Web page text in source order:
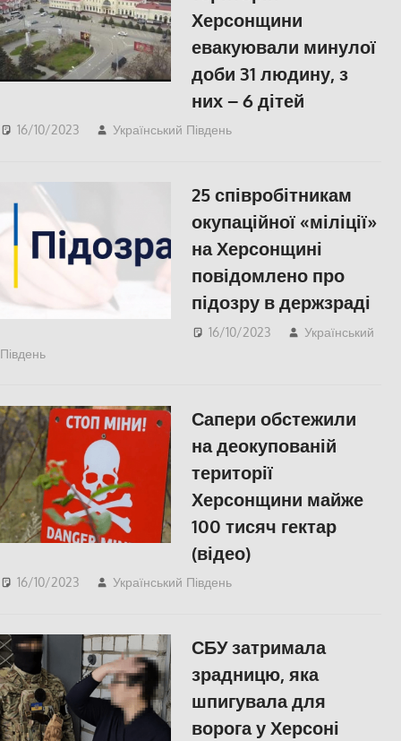
Херсонщини
евакуювали минулої
доби 31 людину, з
них – 6 дітей
16/10/2023 Український Південь
25 співробітникам
окупаційної «міліції»
на Херсонщині
повідомлено про
підозру в держзраді
16/10/2023
Український
Південь
Сапери обстежили
на деокупованій
території
Херсонщини майже
100 тисяч гектар
(відео)
16/10/2023 Український Південь
СБУ затримала
зрадницю, яка
шпигувала для
ворога у Херсоні